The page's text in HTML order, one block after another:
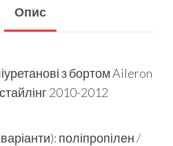
Опис
з бортом Aileron
2010-2012
поліпропілен /